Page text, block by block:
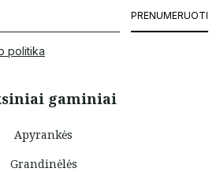
gaminiai
Apyrankės
Grandinėlės
PRENUMERUOTI
politika